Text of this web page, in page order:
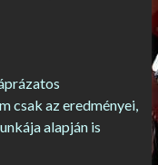
csak az eredményei,
alapján is